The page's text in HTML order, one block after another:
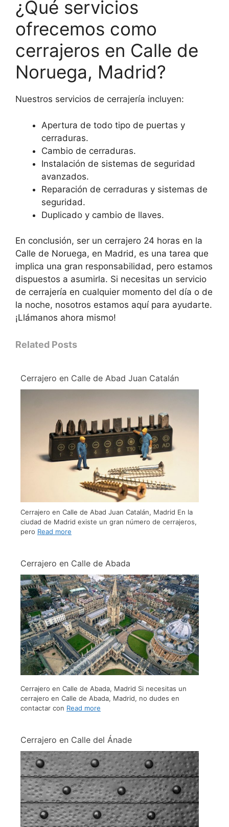
¿Qué servicios
ofrecemos como
cerrajeros en Calle de
Noruega, Madrid?
Nuestros servicios de cerrajería incluyen:
Apertura de todo tipo de puertas y
cerraduras.
Cambio de cerraduras.
Instalación de sistemas de seguridad
avanzados.
Reparación de cerraduras y sistemas de
seguridad.
Duplicado y cambio de llaves.
En conclusión, ser un cerrajero 24 horas en la
Calle de Noruega, en Madrid, es una tarea que
implica una gran responsabilidad, pero estamos
dispuestos a asumirla. Si necesitas un servicio
de cerrajería en cualquier momento del día o de
la noche, nosotros estamos aquí para ayudarte.
¡Llámanos ahora mismo!
Related Posts
Cerrajero en Calle de Abad Juan Catalán
Cerrajero en Calle de Abad Juan Catalán, Madrid En la
ciudad de Madrid existe un gran número de cerrajeros,
pero Read more
Cerrajero en Calle de Abada
Cerrajero en Calle de Abada, Madrid Si necesitas un
cerrajero en Calle de Abada, Madrid, no dudes en
contactar con Read more
Cerrajero en Calle del Ánade